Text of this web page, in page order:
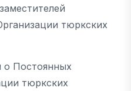
тюркских
о Постоянных
тюркских